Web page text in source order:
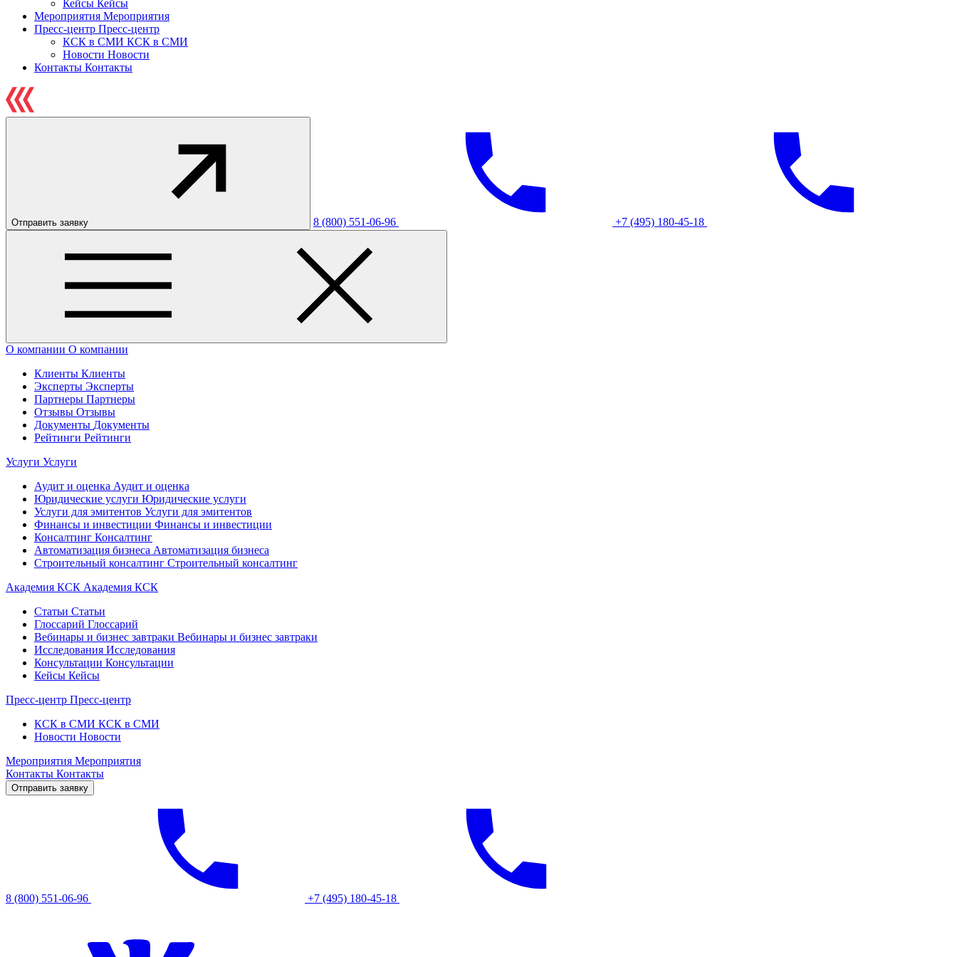
Кейсы Кейсы
Мероприятия Мероприятия
Пресс-центр Пресс-центр
КСК в СМИ КСК в СМИ
Новости Новости
Контакты Контакты
Отправить заявку 8 (800) 551-06-96 +7 (495) 180-45-18
О компании О компании
Клиенты Клиенты
Эксперты Эксперты
Партнеры Партнеры
Отзывы Отзывы
Документы Документы
Рейтинги Рейтинги
Услуги Услуги
Аудит и оценка Аудит и оценка
Юридические услуги Юридические услуги
Услуги для эмитентов Услуги для эмитентов
Финансы и инвестиции Финансы и инвестиции
Консалтинг Консалтинг
Автоматизация бизнеса Автоматизация бизнеса
Строительный консалтинг Строительный консалтинг
Академия КСК Академия КСК
Статьи Статьи
Глоссарий Глоссарий
Вебинары и бизнес завтраки Вебинары и бизнес завтраки
Исследования Исследования
Консультации Консультации
Кейсы Кейсы
Пресс-центр Пресс-центр
КСК в СМИ КСК в СМИ
Новости Новости
Мероприятия Мероприятия
Контакты Контакты
Отправить заявку
8 (800) 551-06-96 +7 (495) 180-45-18